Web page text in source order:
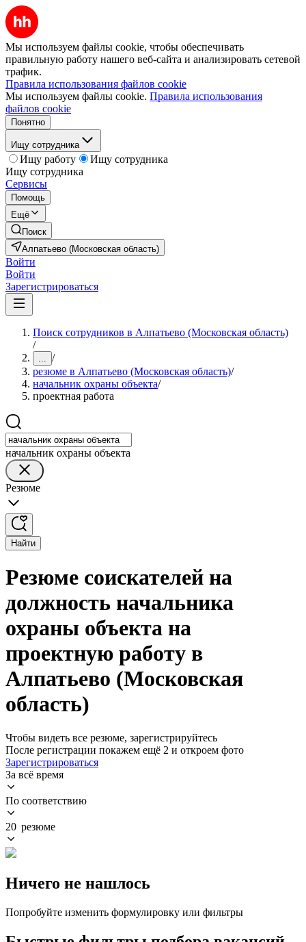
Мы используем файлы cookie, чтобы обеспечивать
правильную работу нашего веб-сайта и анализировать сетевой
трафик.
Правила использования файлов cookie
Мы используем файлы cookie. Правила использования
файлов cookie
Понятно
Ищу сотрудника
Ищу работу
Ищу сотрудника
Ищу сотрудника
Сервисы
Помощь
Ещё
Поиск
Алпатьево (Московская область)
Войти
Войти
Зарегистрироваться
Поиск сотрудников в Алпатьево (Московская область)
/
... /
резюме в Алпатьево (Московская область)/
начальник охраны объекта/
проектная работа
начальник охраны объекта
Резюме
Найти
Резюме соискателей на
должность начальника
охраны объекта на
проектную работу в
Алпатьево (Московская
область)
Чтобы видеть все резюме, зарегистрируйтесь
После регистрации покажем ещё 2 и откроем фото
Зарегистрироваться
За всё время
По соответствию
20 резюме
Ничего не нашлось
Попробуйте изменить формулировку или фильтры